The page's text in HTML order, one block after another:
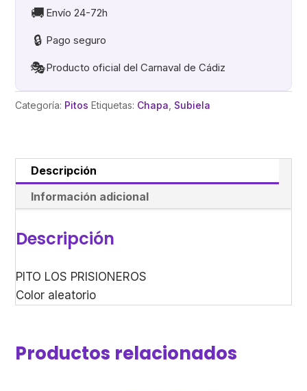
aleatorio
🚚 Envío 24-72h
🔒 Pago seguro
🎭Producto oficial del Carnaval de Cádiz
Categoría: Pitos Etiquetas: Chapa Subiela
Descripción
Información adicional
Descripción
PITO LOS PRISIONEROS
Color aleatorio
Productos relacionados